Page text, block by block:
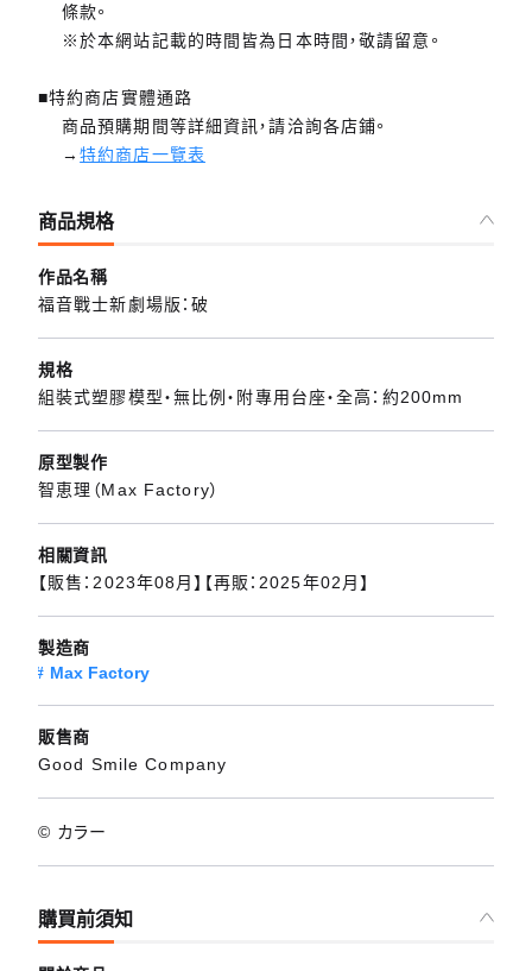
條款。
※於本網站記載的時間皆為日本時間，敬請留意。
■特約商店實體通路
商品預購期間等詳細資訊，請洽詢各店鋪。
→特約商店一覽表
商品規格
作品名稱
福音戰士新劇場版：破
規格
組裝式塑膠模型・無比例・附專用台座・全高：約200mm
原型製作
智恵理（Max Factory）
相關資訊
【販售：2023年08月】【再販：2025年02月】
製造商
Max Factory
販售商
Good Smile Company
© カラー
購買前須知